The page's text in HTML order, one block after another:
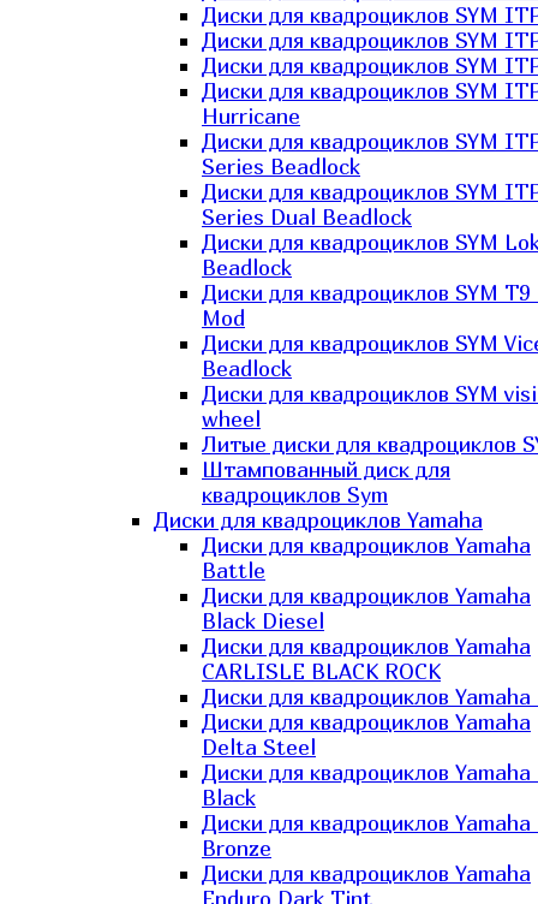
Диски для квадроциклов SYM
Диски для квадроциклов SYM
Диски для квадроциклов SYM
Диски для квадроциклов SYM
Hurricane
Диски для квадроциклов SYM
Series Beadlock
Диски для квадроциклов SYM
Series Dual Beadlock
Диски для квадроциклов SYM
Beadlock
Диски для квадроциклов SYM T9
Mod
Диски для квадроциклов SYM
Beadlock
Диски для квадроциклов SYM
wheel
Литые диски для квадроциклов
Штампованный диск для
квадроциклов Sym
Диски для квадроциклов Yamaha
Диски для квадроциклов Yamaha
Battle
Диски для квадроциклов Yamaha
Black Diesel
Диски для квадроциклов Yamaha
CARLISLE BLACK ROCK
Диски для квадроциклов Yamaha
Диски для квадроциклов Yamaha
Delta Steel
Диски для квадроциклов
Black
Диски для квадроциклов
Bronze
Диски для квадроциклов Yamaha
Enduro Dark Tint